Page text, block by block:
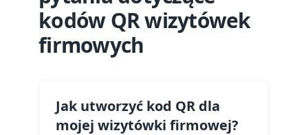
kodów QR wizytówek
firmowych
Jak utworzyć kod QR dla
mojej wizytówki firmowej?